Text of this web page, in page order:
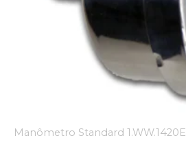
Manômetro Standard 1.WW.1420E